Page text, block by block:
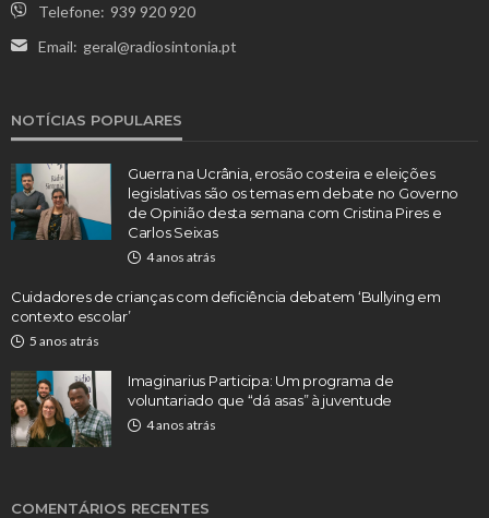
Telefone: 939 920 920
Email: geral@radiosintonia.pt
NOTÍCIAS POPULARES
Guerra na Ucrânia, erosão costeira e eleições
legislativas são os temas em debate no Governo
de Opinião desta semana com Cristina Pires e
Carlos Seixas
4 anos atrás
Cuidadores de crianças com deficiência debatem ‘Bullying em
contexto escolar’
5 anos atrás
Imaginarius Participa: Um programa de
voluntariado que “dá asas” à juventude
4 anos atrás
COMENTÁRIOS RECENTES